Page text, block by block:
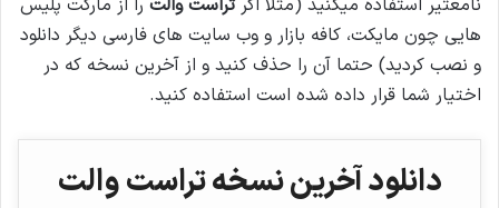
نامعتیر استفاده میکنید (مثلا اگرتراست والت را از مارکت پلیس
هایی چون مایکت، کافه بازار و وب سایت های فارسی دیگر دانلود
و نصب کردید) حتما آن را حذف کنید و از آخرین نسخه که در
اختیار شما قرار داده شده است استفاده کنید.
دانلود آخرین نسخه تراست والت